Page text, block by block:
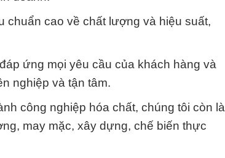
chuẩn cao về chất lượng và hiệu suất,
ứng mọi yêu cầu của khách hàng và
nghiệp và tận tâm.
công nghiệp hóa chất, chúng tôi còn là
may mặc, xây dựng, chế biến thực